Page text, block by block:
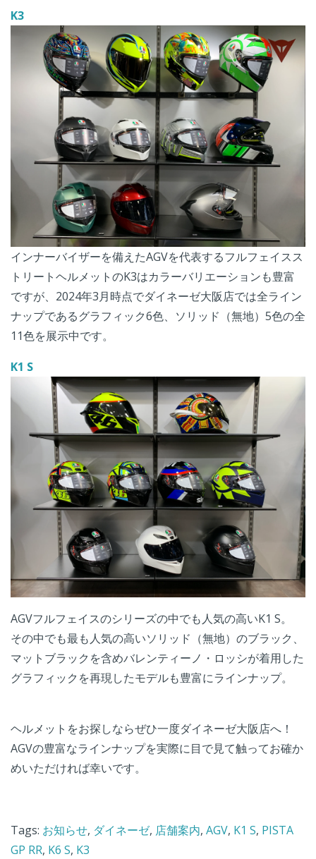
K3
インナーバイザーを備えたAGVを代表するフルフェイスス
トリートヘルメットのK3はカラーバリエーションも豊富
ですが、2024年3月時点でダイネーゼ大阪店では全ライン
ナップであるグラフィック6色、ソリッド（無地）5色の全
11色を展示中です。
K1 S
AGVフルフェイスのシリーズの中でも人気の高いK1 S。
その中でも最も人気の高いソリッド（無地）のブラック、
マットブラックを含めバレンティーノ・ロッシが着用した
グラフィックを再現したモデルも豊富にラインナップ。
ヘルメットをお探しならぜひ一度ダイネーゼ大阪店へ！
AGVの豊富なラインナップを実際に目で見て触ってお確か
めいただければ幸いです。
Tags: お知らせ, ダイネーゼ, 店舗案内, AGV, K1 S, PISTA
GP RR, K6 S, K3